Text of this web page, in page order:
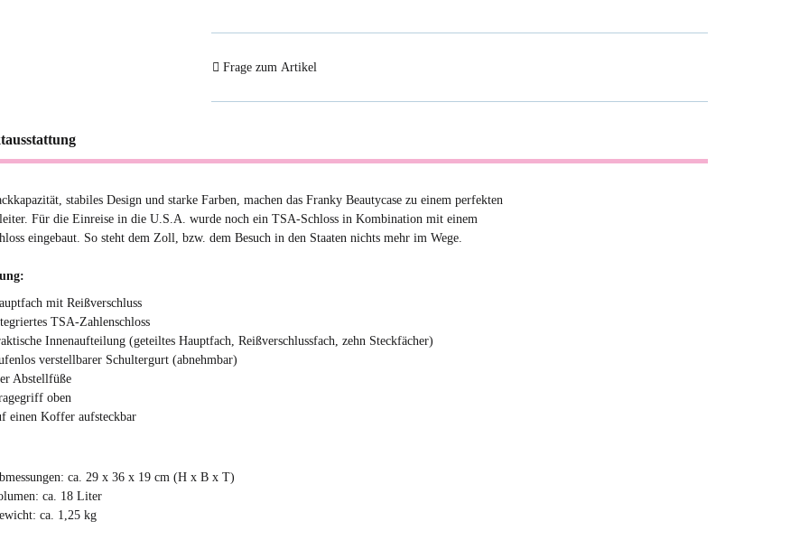
Frage zum Artikel
stabiles Design und starke Farben, machen das Franky Beautycase zu einem perfekten
Für die Einreise in die U.S.A. wurde noch ein TSA-Schloss in Kombination mit einem
eingebaut. So steht dem Zoll, bzw. dem Besuch in den Staaten nichts mehr im Wege.
mit Reißverschluss
TSA-Zahlenschloss
Innenaufteilung (geteiltes Hauptfach, Reißverschlussfach, zehn Steckfächer)
verstellbarer Schultergurt (abnehmbar)
Abstellfüße
oben
einen Koffer aufsteckbar
ca. 29 x 36 x 19 cm (H x B x T)
ca. 18 Liter
ca. 1,25 kg